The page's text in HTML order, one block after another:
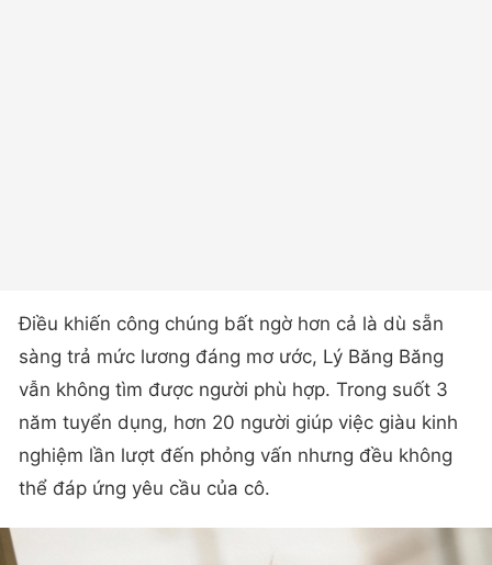
Điều khiến công chúng bất ngờ hơn cả là dù sẵn
sàng trả mức lương đáng mơ ước, Lý Băng Băng
vẫn không tìm được người phù hợp. Trong suốt 3
năm tuyển dụng, hơn 20 người giúp việc giàu kinh
nghiệm lần lượt đến phỏng vấn nhưng đều không
thể đáp ứng yêu cầu của cô.